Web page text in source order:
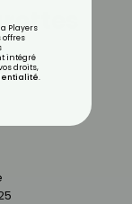
Players
offres
intégré
droits,
.